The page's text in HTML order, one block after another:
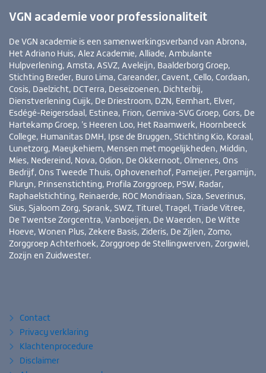
VGN academie voor professionaliteit
De VGN academie is een samenwerkingsverband van Abrona,
Het Adriano Huis, Alez Academie, Alliade, Ambulante
Hulpverlening, Amsta, ASVZ, Aveleijn, Baalderborg Groep,
Stichting Breder, Buro Lima, Careander, Cavent, Cello, Cordaan,
Cosis, Daelzicht, DCTerra, Deseizoenen, Dichterbij,
Dienstverlening Cuijk, De Driestroom, DZN, Eemhart, Elver,
Esdégé-Reigersdaal, Estinea, Frion, Gemiva-SVG Groep, Gors, De
Hartekamp Groep, ’s Heeren Loo, Het Raamwerk, Hoornbeeck
College, Humanitas DMH, Ipse de Bruggen, Stichting Kio, Koraal,
Lunetzorg, Maeykehiem, Mensen met mogelijkheden, Middin,
Mies, Nedereind, Nova, Odion, De Okkernoot, Olmenes, Ons
Bedrijf, Ons Tweede Thuis, Ophovenerhof, Pameijer, Pergamijn,
Pluryn, Prinsenstichting, Profila Zorggroep, PSW, Radar,
Raphaelstichting, Reinaerde, ROC Mondriaan, Siza, Severinus,
Sius, Sjaloom Zorg, Sprank, SWZ, Titurel, Tragel, Triade Vitree,
De Twentse Zorgcentra, Vanboeijen, De Waerden, De Witte
Hoeve, Wonen Plus, Zekere Basis, Zideris, De Zijlen, Zomo,
Zorggroep Achterhoek, Zorggroep de Stellingwerven, Zorgwiel,
Zozijn en Zuidwester.
Contact
Privacy verklaring
Klachtenprocedure
Disclaimer